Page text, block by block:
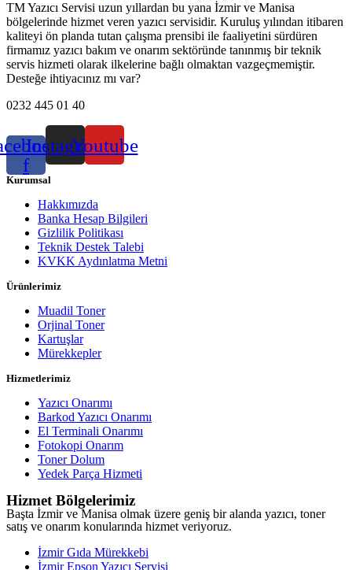
TM Yazıcı Servisi uzun yıllardan bu yana İzmir ve Manisa
bölgelerinde hizmet veren yazıcı servisidir. Kuruluş yılından itibaren
kaliteyi ön planda tutan çalışma prensibi ile faaliyetini sürdüren
firmamız yazıcı bakım ve onarım sektöründe tanınmış bir teknik
servis hizmeti olarak ilkelerine bağlı olmaktan vazgeçmemiştir.
Desteğe ihtiyacınız mı var?
0232 445 01 40
f
InstagramYoutube
Kurumsal
Hakkımızda
Banka Hesap Bilgileri
Gizlilik Politikası
Teknik Destek Talebi
KVKK Aydınlatma Metni
Ürünlerimiz
Muadil Toner
Orjinal Toner
Kartuşlar
Mürekkepler
Hizmetlerimiz
Yazıcı Onarımı
Barkod Yazıcı Onarımı
El Terminali Onarımı
Fotokopi Onarım
Toner Dolum
Yedek Parça Hizmeti
Hizmet Bölgelerimiz
Başta İzmir ve Manisa olmak üzere geniş bir alanda yazıcı, toner
satış ve onarım konularında hizmet veriyoruz.
İzmir Gıda Mürekkebi
İzmir Epson Yazıcı Servisi